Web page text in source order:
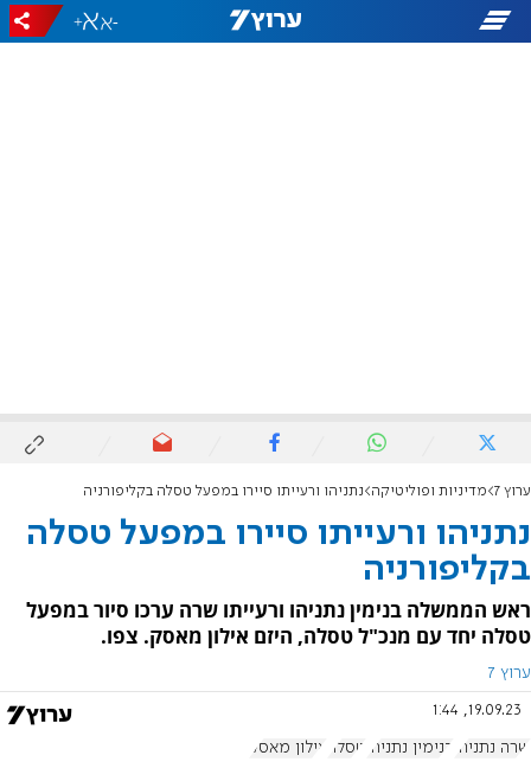
-
+
ערוץ 7 מדיניות ופוליטיקה נתניהו ורעייתו סיירו במפעל טסלה בקליפורניה
נתניהו ורעייתו סיירו במפעל טסלה
בקליפורניה
ראש הממשלה בנימין נתניהו ורעייתו שרה ערכו סיור במפעל
טסלה יחד עם מנכ"ל טסלה, היזם אילון מאסק. צפו.
ערוץ 7
19.09.23, 1:44
שרה נתניהו בנימין נתניהו טסלה אילון מאסק